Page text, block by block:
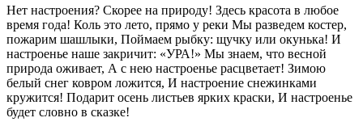
Нет настроения? Скорее на природу! Здесь красота в любое
время года! Коль это лето, прямо у реки Мы разведем костер,
пожарим шашлыки, Поймаем рыбку: щучку или окунька! И
настроенье наше закричит: «УРА!» Мы знаем, что весной
природа оживает, А с нею настроенье расцветает! Зимою
белый снег ковром ложится, И настроение снежинками
кружится! Подарит осень листьев ярких краски, И настроенье
будет словно в сказке!